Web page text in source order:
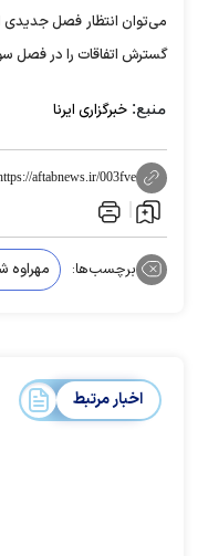
می‌توان انتظار فصل جدیدی
گسترش اتفاقات را در فصل
منبع: خبرگزاری ایرنا
aftabnews.ir/003fve
برچسب‌ها: مهراوه
اخبار مرتبط